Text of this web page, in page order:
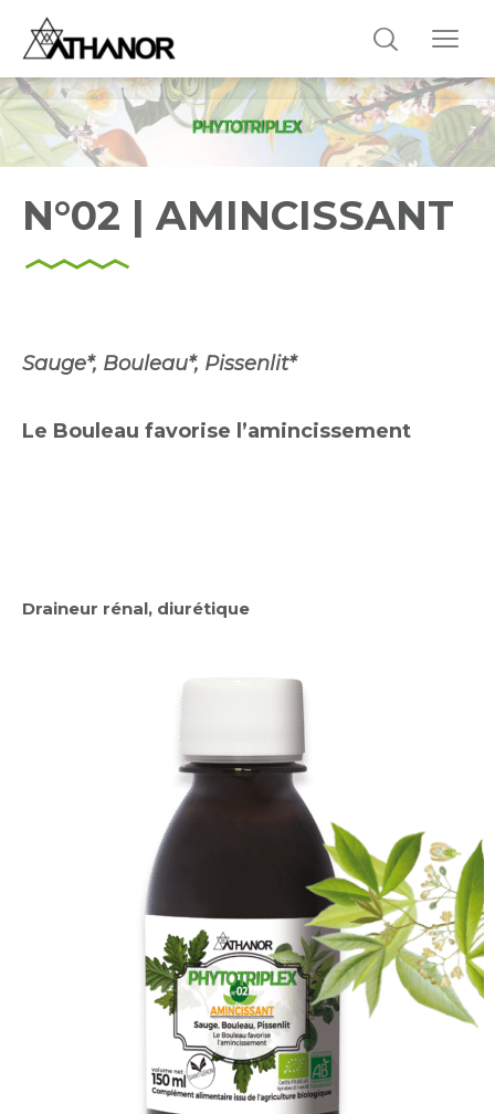
N°02 | AMINCISSANT
Sauge*, Bouleau*, Pissenlit*
Le Bouleau favorise l’amincissement
Draineur rénal, diurétique